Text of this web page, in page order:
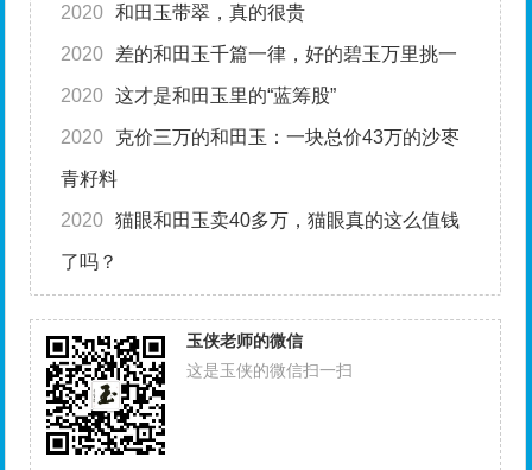
2020 和田玉带翠，真的很贵
2020 差的和田玉千篇一律，好的碧玉万里挑一
2020 这才是和田玉里的“蓝筹股”
2020 克价三万的和田玉：一块总价43万的沙枣
青籽料
2020 猫眼和田玉卖40多万，猫眼真的这么值钱
了吗？
玉侠老师的微信
这是玉侠的微信扫一扫